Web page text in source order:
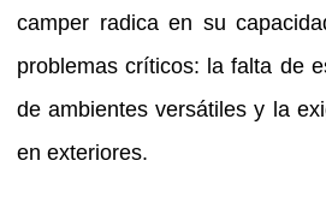
camper radica en su
problemas críticos: la falta de
de ambientes versátiles y la
en exteriores.